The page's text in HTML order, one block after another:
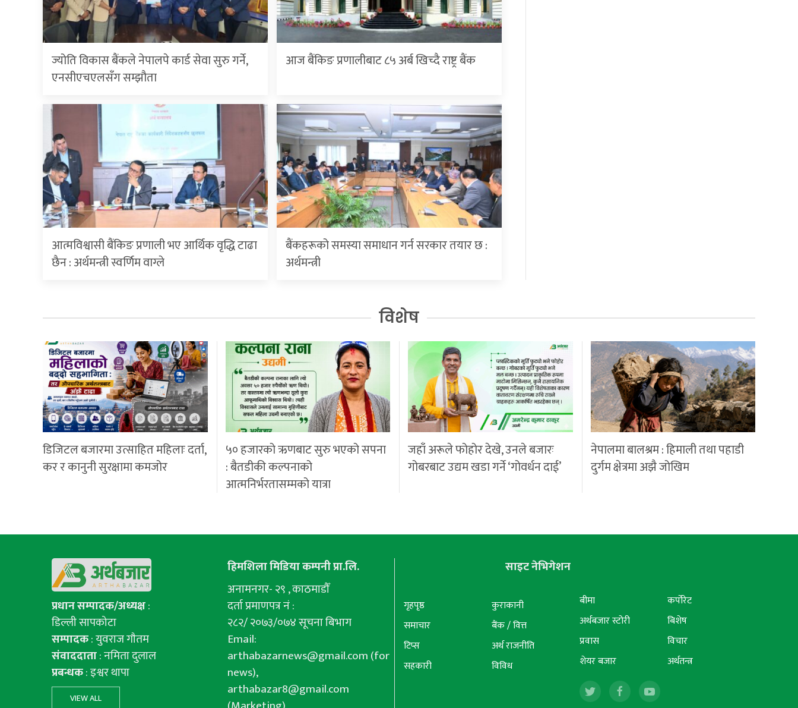
ज्योति विकास बैंकले नेपालपे कार्ड सेवा सुरु गर्ने,
एनसीएचएलसँग सम्झौता
आज बैंकिङ प्रणालीबाट ८५ अर्ब खिच्दै राष्ट्र बैंक
आत्मविश्वासी बैंकिङ प्रणाली भए आर्थिक वृद्धि टाढा
छैन : अर्थमन्त्री स्वर्णिम वाग्ले
बैंकहरूको समस्या समाधान गर्न सरकार तयार छ :
अर्थमन्त्री
विशेष
डिजिटल बजारमा उत्साहित महिलाः दर्ता,
कर र कानुनी सुरक्षामा कमजोर
५० हजारको ऋणबाट सुरु भएको सपना
: बैतडीकी कल्पनाको
आत्मनिर्भरतासम्मको यात्रा
जहाँ अरूले फोहोर देखे, उनले बजारः
गोबरबाट उद्यम खडा गर्ने ‘गोवर्धन दाई’
नेपालमा बालश्रम : हिमाली तथा पहाडी
दुर्गम क्षेत्रमा अझै जोखिम
प्रधान सम्पादक/अध्यक्ष:
डिल्ली सापकोटा
सम्पादक: युवराज गाैतम
संवाददाता: नमिता दुलाल
प्रबन्धक: इश्वर थापा
VIEW ALL
हिमशिला मिडिया कम्पनी प्रा.लि.
अनामनगर- २९ , काठमाडौँ
दर्ता प्रमाणपत्र नं :
२८२/ २०७३/०७४ सूचना बिभाग
Email:
arthabazarnews@gmail.com(for
news),
arthabazar8@gmail.com
साइट नेभिगेशन
गृहपृष्ठ
समाचार
टिप्स
सहकारी
कुराकानी
बैंक / वित्त
अर्थ राजनीति
विविध
बीमा
अर्थबजार स्टोरी
प्रवास
शेयर बजार
कर्पोरेट
बिशेष
विचार
अर्थतन्त्र